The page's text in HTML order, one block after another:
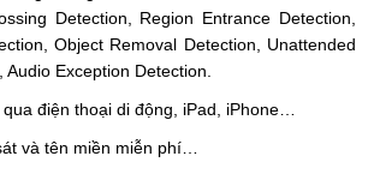
Detection, Region Entrance Detection,
Object Removal Detection, Unattended
Exception Detection.
điện thoại di động, iPad, iPhone…
và tên miền miễn phí…